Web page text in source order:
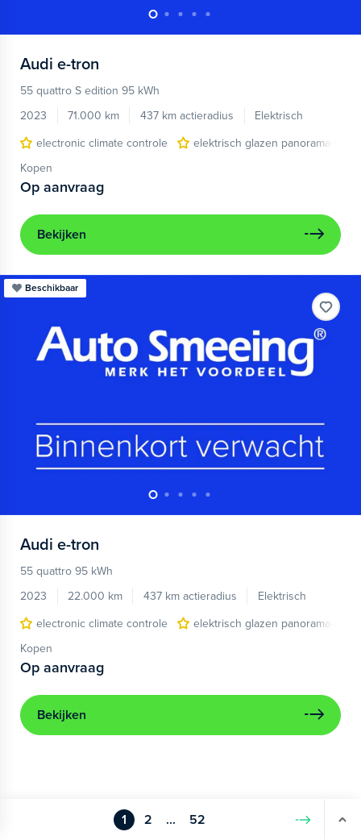
Audi e-tron
55 quattro S edition 95 kWh
2023
71.000 km 437 km actieradius
Elektrisch
electronic climate controle
elektrisch glazen panorama-dak
Kopen
Op aanvraag
Bekijken
Beschikbaar
Audi e-tron
55 quattro 95 kWh
2023
22.000 km 437 km actieradius
Elektrisch
electronic climate controle
elektrisch glazen panorama-dak
Kopen
Op aanvraag
Bekijken
1 2 ... 52 Volgende